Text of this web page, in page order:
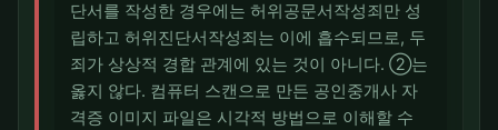
단서를 작성한 경우에는 허위공문서작성죄만 성
립하고 허위진단서작성죄는 이에 흡수되므로, 두
죄가 상상적 경합 관계에 있는 것이 아니다. ②는
옳지 않다. 컴퓨터 스캔으로 만든 공인중개사 자
격증 이미지 파일은 시각적 방법으로 이해할 수